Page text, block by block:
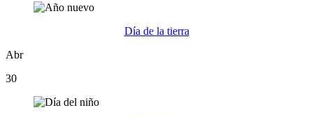
Día de la tierra
Abr
30